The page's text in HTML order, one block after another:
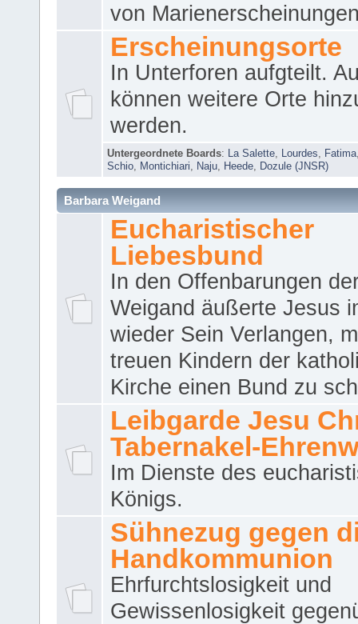
von
Erscheinungsorte
In Unterforen aufgteilt.
können weitere Orte
werden.
Untergeordnete Boards: La Salette Lourdes Fatima
Schio
Montichiari Naju Heede Dozule (JNSR)
Barbara Weigand
Eucharistischer
Liebesbund
In den Offenbarungen
Weigand äußerte Jesus
wieder Sein Verlangen,
treuen Kindern der
Kirche einen Bund zu
Leibgarde Jesu
Tabernakel-
Im Dienste des
Königs.
Sühnezug gegen
Handkommunion
Ehrfurchtslosigkeit und
Gewissenlosigkeit